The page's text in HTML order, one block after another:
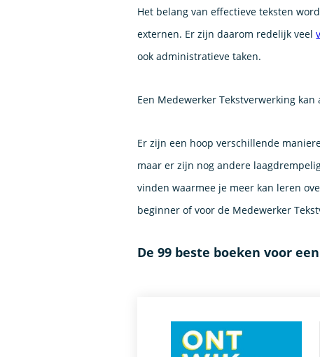
Het belang van effectieve teksten
externen. Er zijn daarom redelijk veel
ook administratieve taken.
Een Medewerker Tekstverwerking
Er zijn een hoop verschillende
maar er zijn nog andere
vinden waarmee je meer kan leren
beginner of voor de Medewerker
De 99 beste boeken voor